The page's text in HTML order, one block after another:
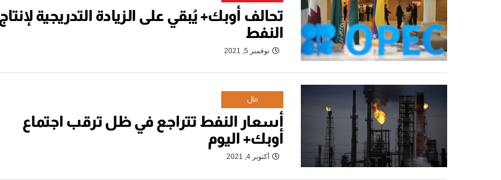
تحالف أوبك+ يُبقي على الزيادة التدريجية لإنتاج
النفط
نوفمبر 5, 2021
مال
أسعار النفط تتراجع في ظل ترقب اجتماع
أوبك+ اليوم
أكتوبر 4, 2021